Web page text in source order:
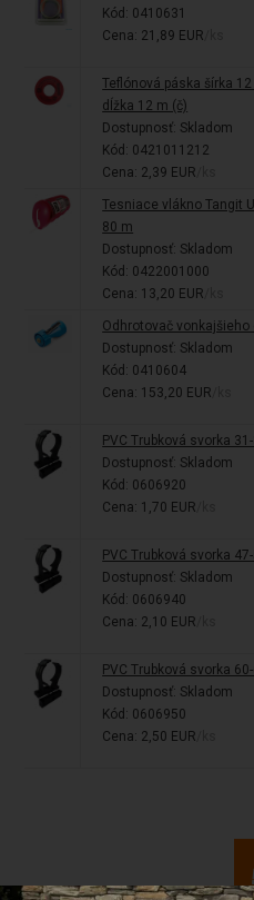
Kód: 0410631
Cena: 21,89 EUR
Teflónová páska šírka
dĺžka 12 m (č)
Dostupnosť: Skladom
Kód: 0421011212
Cena: 2,39 EUR
Tesniace vlákno Tangit
80 m
Dostupnosť: Skladom
Kód: 0422001000
Cena: 13,20 EUR
Odhrotovač vonkajšieho
Dostupnosť: Skladom
Kód: 0410604
Cena: 153,20 EUR
PVC Trubková svorka
Dostupnosť: Skladom
Kód: 0606920
Cena: 1,70 EUR
PVC Trubková svorka
Dostupnosť: Skladom
Kód: 0606940
Cena: 2,10 EUR
PVC Trubková svorka
Dostupnosť: Skladom
Kód: 0606950
Cena: 2,50 EUR